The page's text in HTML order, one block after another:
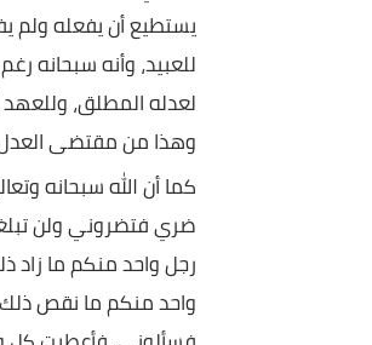
يرويه عن ربه جل جلاله أنه
عن أبي ذر جندب بن جنادة رضي
حرية كاملة، وبيان واضح
يهتدي أو يضل، يؤمن أو أن
يستطيع أن يفعله ولم
للعبيد، وأنه سبحانه رغم
لعدله المطلق، وللعهد الذي
وهذا من مقتضى العدل